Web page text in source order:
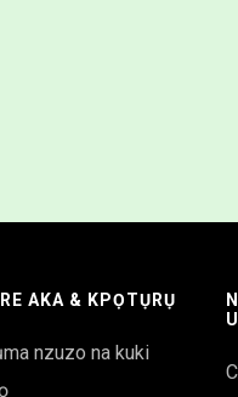
AKA & KPỌTỤRỤ
nzuzo na kuki